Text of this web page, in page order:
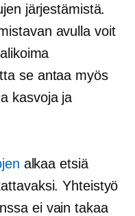
järjestämistä.
avulla voit
se antaa myös
kasvoja ja
alkaa etsiä
Yhteistyö
ei vain takaa